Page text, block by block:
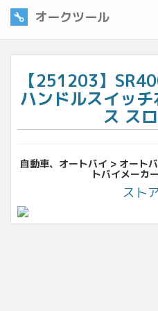
オークツール
【251203】
ハンドルスイッ
ス ス
自動車、オートバイ > オート
トバイメーカ
スト